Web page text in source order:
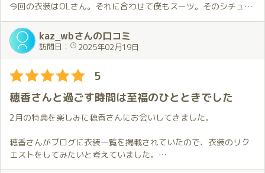
プレイ中の穂香さんはご対面した時の明るく清楚な感じと違い、
かなり妖艶でそれを見ているだけで興奮が止まりませんでした
😍。
穂香さんは自分を「お話好き」認定してくれていますが、それは
穂香さんが自分が話しやすくなる空気を上手く作ってくれている
からだと思います。
それと穂香さんは自分の話した事やSNS等で発信した事を把握し
ていて、ちゃんとそれに対応してくれるのが凄いです😲。
事は気になっているが会いに行く勇気が出ない方は是非会いに行
ってほしいなと思います。
今回の衣装はOLさん。それに合わせて僕もスーツ。そのシチュエ
ーションだけでも最高なのに、ほのかちゃんの豊満な身体で衣装
はピチピチ😍これはもう盛り上がるしかないでしょう❗️
部屋に入った直後から、コンプライアンス無視の展開になだれ込
んでしまいました💕
時間に余裕があるので、いろいろなことを楽しみました。あんな
ことやこんなこともしたし、一緒にごはん食べながらおしゃべり
もたくさんしたし、本当にしあわせな時間でした。
でも、なによりうれしかったのは、ほのかちゃんが終始楽しそう
にしてくれたこと。独りよがりかもしれませんが、信頼関係が深
そして、それに花を添えているのが、琥珀の豪勢な部屋✨
壁や天井が鏡張りで、さまざまな角度からほのかちゃんを見るこ
kaz_wbさんの口コミ
訪問日： 2025年02月19日
5
穂香さんと過ごす時間は至福のひとときでした
2月の特典を楽しみに穂香さんにお会いしてきました。
穂香さんがブログに衣装一覧を掲載されていたので、衣装のリク
エストをしてみたいと考えていました。
リクエストするなら私服がいいなと考えてはいたのですが、お願